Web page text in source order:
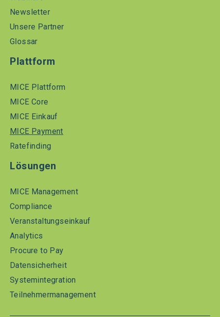
Newsletter
Unsere Partner
Glossar
Plattform
MICE Plattform
MICE Core
MICE Einkauf
MICE Payment
Ratefinding
Lösungen
MICE Management
Compliance
Veranstaltungseinkauf
Analytics
Procure to Pay
Datensicherheit
Systemintegration
Teilnehmermanagement